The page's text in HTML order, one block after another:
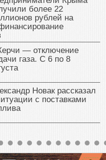
более 22
рублей на
— отключение
газа. С 6 по 8
Новак рассказал
с поставками